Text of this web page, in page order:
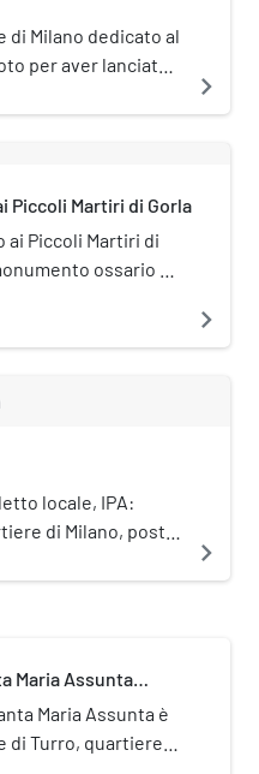
di Milano dedicato al
per aver lanciato
di
navigate_next
Piccoli Martiri di Gorla
ai Piccoli Martiri di
ossario di
avvenuta il 20
su Milano durante
navigate_next
locale, IPA:
di Milano, posto
al Municipio 2.
1944 quando
bombe alleate la
Francesco Crispi,
morirono 184
navigate_next
Maria Assunta
Maria Assunta è
di Turro, quartiere